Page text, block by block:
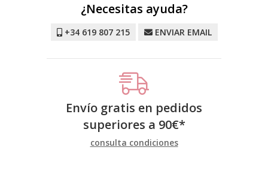
¿Necesitas ayuda?
+34 619 807 215 ENVIAR EMAIL
Envío gratis en pedidos
superiores a 90€*
consulta condiciones